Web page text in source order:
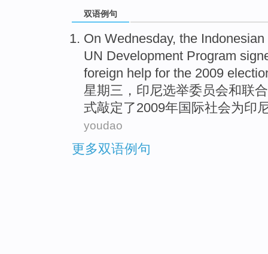
双语例句
On Wednesday, the Indonesian
UN Development Program
foreign help for the 2009
星期三 ， 印尼选举委员会和联
式敲定了2009年国际社会为印
youdao
更多双语例句